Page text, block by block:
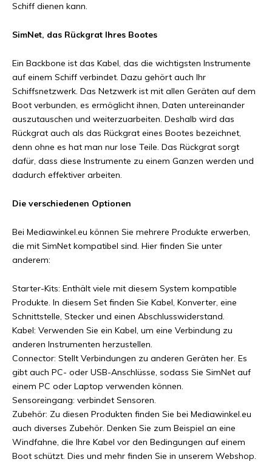
Schiff dienen kann.
SimNet, das Rückgrat Ihres Bootes
Ein Backbone ist das Kabel, das die wichtigsten Instrumente
auf einem Schiff verbindet. Dazu gehört auch Ihr
Schiffsnetzwerk. Das Netzwerk ist mit allen Geräten auf dem
Boot verbunden, es ermöglicht ihnen, Daten untereinander
auszutauschen und weiterzuarbeiten. Deshalb wird das
Rückgrat auch als das Rückgrat eines Bootes bezeichnet,
denn ohne es hat man nur lose Teile. Das Rückgrat sorgt
dafür, dass diese Instrumente zu einem Ganzen werden und
dadurch effektiver arbeiten.
Die verschiedenen Optionen
Bei Mediawinkel.eu können Sie mehrere Produkte erwerben,
die mit SimNet kompatibel sind. Hier finden Sie unter
anderem:
Starter-Kits: Enthält viele mit diesem System kompatible
Produkte. In diesem Set finden Sie Kabel, Konverter, eine
Schnittstelle, Stecker und einen Abschlusswiderstand.
Kabel: Verwenden Sie ein Kabel, um eine Verbindung zu
anderen Instrumenten herzustellen.
Connector: Stellt Verbindungen zu anderen Geräten her. Es
gibt auch PC- oder USB-Anschlüsse, sodass Sie SimNet auf
einem PC oder Laptop verwenden können.
Sensoreingang: verbindet Sensoren.
Zubehör: Zu diesen Produkten finden Sie bei Mediawinkel.eu
auch diverses Zubehör. Denken Sie zum Beispiel an eine
Windfahne, die Ihre Kabel vor den Bedingungen auf einem
Boot schützt. Dies und mehr finden Sie in unserem Webshop.